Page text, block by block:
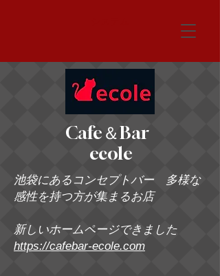
Cafe＆Bar
ecole
池袋にあるコンセプトバー 多様な
感性を持つ方が集まるお店
新しいホームページできました
https://cafebar-ecole.com